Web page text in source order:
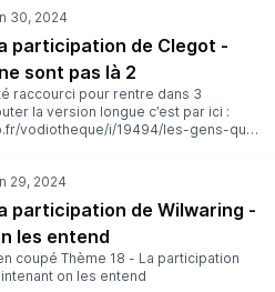
entend pas par Wilwaring
participation de Clegot -
sont pas là 2
raccourci pour rentre dans 3
la version longue c’est par ici :
vodiotheque/i/19494/les-gens-qui-
et j’avais envie de faire quelque
car même si je parle peu de ces
ça sert aussi a sortir ses frustrations.
faites rempart à la haine. Ces propos
Rappel du thème du mois : Ceux
Wilwaring
participation de Wilwaring -
les entend
coupé Thème 18 - La participation
on les entend